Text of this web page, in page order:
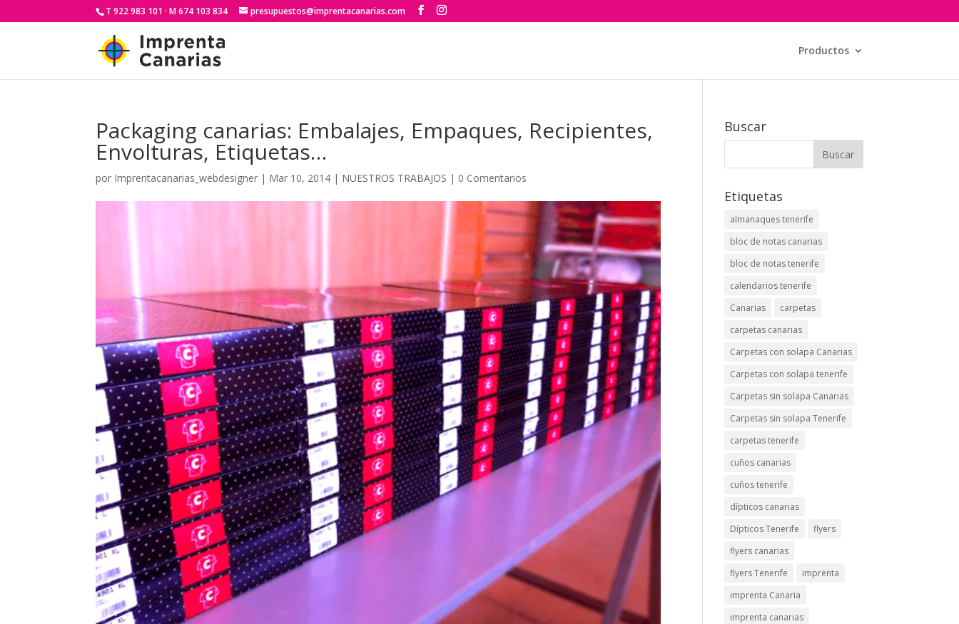
T 922 983 101 · M 674 103 834 presupuestos@imprentacanarias.com
Productos
Packaging canarias: Embalajes, Empaques, Recipientes,
Envolturas, Etiquetas…
por Imprentacanarias_webdesigner | Mar 10, 2014 | NUESTROS TRABAJOS | 0 Comentarios
Buscar
Etiquetas
almanaques tenerife
bloc de notas canarias
bloc de notas tenerife
calendarios tenerife
Canarias
carpetas
carpetas canarias
Carpetas con solapa Canarias
Carpetas con solapa tenerife
Carpetas sin solapa Canarias
Carpetas sin solapa Tenerife
carpetas tenerife
cuños canarias
cuños tenerife
dípticos canarias
Dípticos Tenerife
flyers
flyers canarias
flyers Tenerife
imprenta
imprenta Canaria
imprenta canarias